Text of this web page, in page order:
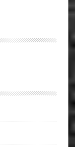
någonsin
firas